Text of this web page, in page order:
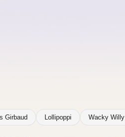
Girbaud Lollipoppi Wacky Willy